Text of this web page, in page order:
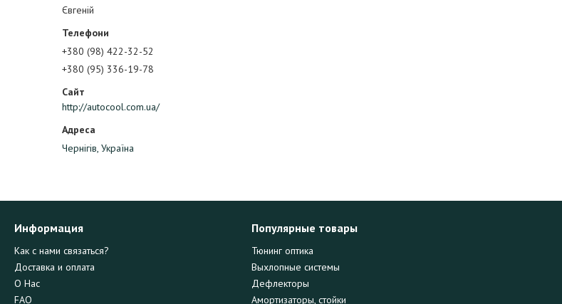
Євгеній
+380 (98) 422-32-52
+380 (95) 336-19-78
http://autocool.com.ua/
Чернігів, Україна
Информация
Как с нами связаться?
Доставка и оплата
О Нас
FAQ
Популярные товары
Тюнинг оптика
Выхлопные системы
Дефлекторы
Амортизаторы, стойки